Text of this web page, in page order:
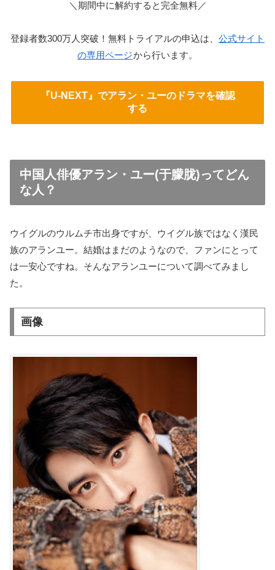
＼期間中に解約すると完全無料／
登録者数300万人突破！無料トライアルの申込は、 公式サイト
の専用ページから行います。
『U-NEXT』でアラン・ユーのドラマを確認
する
中国人俳優アラン・ユー(于朦胧)ってどん
な人？
ウイグルのウルムチ市出身ですが、ウイグル族ではなく漢民
族のアランユー。結婚はまだのようなので、ファンにとって
は一安心ですね。そんなアランユーについて調べてみまし
た。
画像